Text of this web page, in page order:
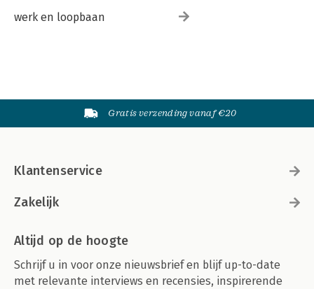
werk en loopbaan
Gratis verzending vanaf €20
Klantenservice
Zakelijk
Altijd op de hoogte
Schrijf u in voor onze nieuwsbrief en blijf up-to-date
met relevante interviews en recensies, inspirerende